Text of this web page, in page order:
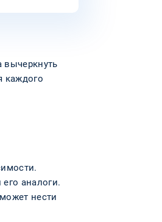
вычеркнуть
каждого
аналоги.
нести